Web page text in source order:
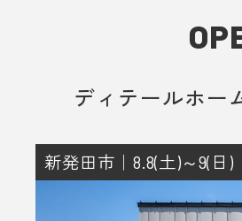
■ 来場予約から
1. 当フォームか
2. 当日ご来場い
その際に住所の
4. 後日、弊社か
送りさせていただ
ディテールホー
新発田市｜8.8(土)～9(日)